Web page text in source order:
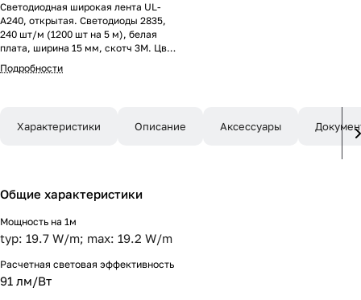
Светодиодная широкая лента UL-
A240, открытая. Светодиоды 2835,
240 шт/м (1200 шт на 5 м), белая
плата, ширина 15 мм, скотч 3M. Цвет
ТЕПЛЫЙ 2700 K, цветопередача
CRI>90, угол 120°. Питание 24V,
за 1 м.
Подробности
Характеристики Описание Аксессуары
Общие характеристики
Мощность на 1м
typ: 19.7 W/m; max: 19.2 W/m
Расчетная световая эффективность
91 лм/Вт